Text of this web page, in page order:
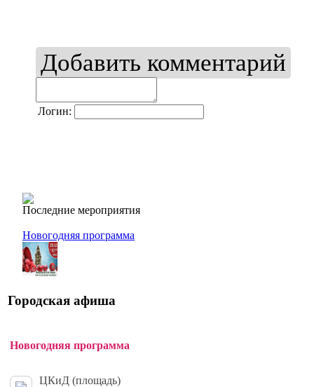
Добавить комментарий
Логин:
Последние мероприятия
Новогодняя программа
Городская афиша
Новогодняя программа
ЦКиД (площадь)